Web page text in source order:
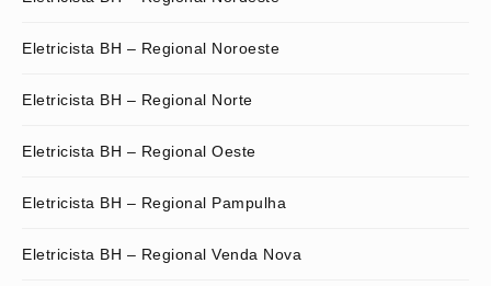
Eletricista BH – Regional Noroeste
Eletricista BH – Regional Norte
Eletricista BH – Regional Oeste
Eletricista BH – Regional Pampulha
Eletricista BH – Regional Venda Nova